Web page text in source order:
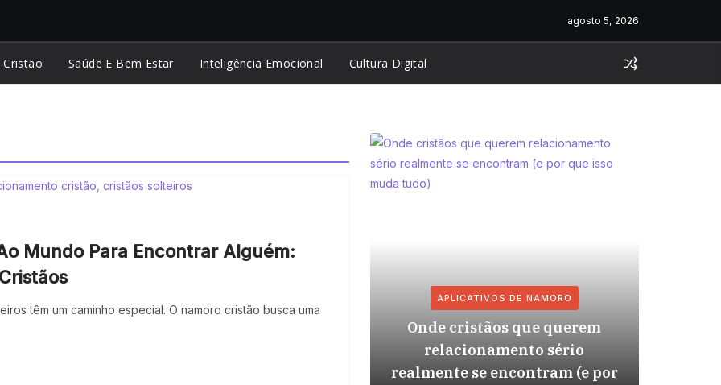
agosto 5, 2026
Saúde E Bem Estar Inteligência Emocional Cultura Digital
Mundo Para Encontrar Alguém:
têm um caminho especial. O namoro cristão busca uma
APLICATIVOS DE NAMORO
Onde cristãos que querem
relacionamento sério
realmente se encontram (e por